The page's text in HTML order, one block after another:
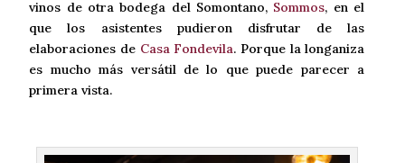
vinos de otra bodega del Somontano, Sommos, en el
que los asistentes pudieron disfrutar de las
elaboraciones de Casa Fondevila. Porque la longaniza
es mucho más versátil de lo que puede parecer a
primera vista.